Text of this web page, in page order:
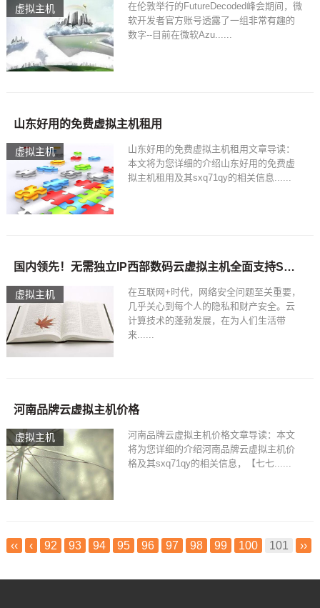
虚拟主机
在伦敦举行的FutureDecoded峰会期间，微
软开发者官方账号透露了一组非常有趣的
数字--目前在微软Azu......
虚拟主机
山东好用的免费虚拟主机租用
山东好用的免费虚拟主机租用文章导读：
本文将为您详细的介绍山东好用的免费虚
拟主机租用及其sxq71qy的相关信息......
虚拟主机
国内领先！无需独立IP西部数码云虚拟主机全面支持SSL部署
在互联网+时代，网络安全问题至关重要，
几乎关心到每个人的隐私和财产安全。云
计算技术的蓬勃发展，在为人们生活带
来......
虚拟主机
河南品牌云虚拟主机价格
河南品牌云虚拟主机价格文章导读：本文
将为您详细的介绍河南品牌云虚拟主机价
格及其sxq71qy的相关信息，【七七......
‹‹ ‹ 92 93 94 95 96 97 98 99 100 101 ››